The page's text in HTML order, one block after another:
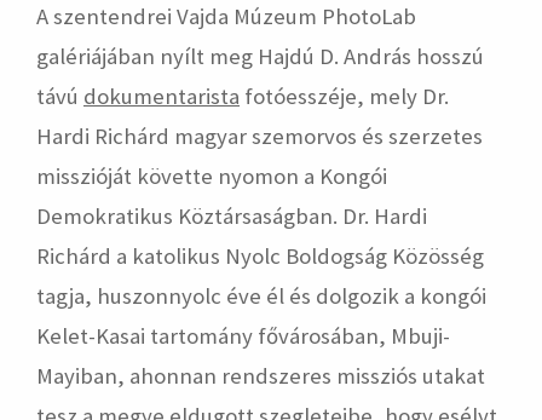
A szentendrei Vajda Múzeum PhotoLab
galériájában nyílt meg Hajdú D. András hosszú
távú dokumentarista fotóesszéje, mely Dr.
Hardi Richárd magyar szemorvos és szerzetes
misszióját követte nyomon a Kongói
Demokratikus Köztársaságban. Dr. Hardi
Richárd a katolikus Nyolc Boldogság Közösség
tagja, huszonnyolc éve él és dolgozik a kongói
Kelet-Kasai tartomány fővárosában, Mbuji-
Mayiban, ahonnan rendszeres missziós utakat